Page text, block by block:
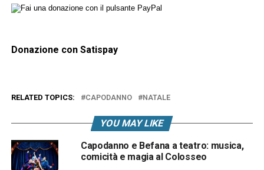
Donazione con Satispay
RELATED TOPICS: CAPODANNO NATALE
YOU MAY LIKE
Capodanno e Befana a teatro: musica,
comicità e magia al Colosseo